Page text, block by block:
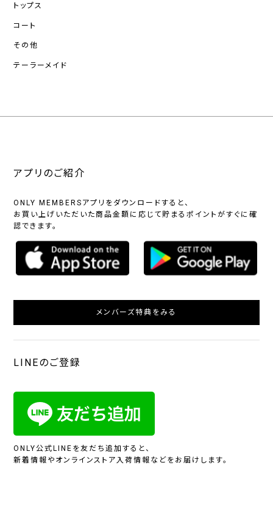
トップス
コート
その他
テーラーメイド
アプリのご紹介
ONLY MEMBERSアプリをダウンロードすると、
お買い上げいただいた商品金額に応じて貯まるポイントがすぐに確
認できます。
メンバーズ特典をみる
LINEのご登録
ONLY公式LINEを友だち追加すると、
新着情報やオンラインストア入荷情報などをお届けします。